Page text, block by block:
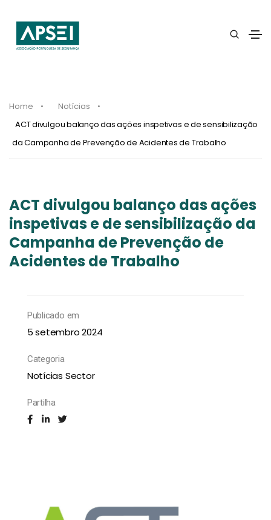
Home
Notícias
ACT divulgou balanço das ações inspetivas e de sensibilização
da Campanha de Prevenção de Acidentes de Trabalho
ACT divulgou balanço das ações
inspetivas e de sensibilização da
Campanha de Prevenção de
Acidentes de Trabalho
Publicado em
5 setembro 2024
Categoria
Notícias Sector
Partilha